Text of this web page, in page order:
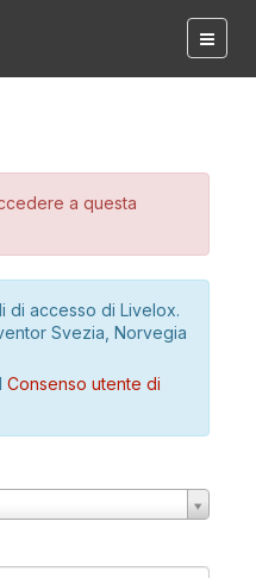
a questa
di accesso di Livelox.
Svezia, Norvegia
Consenso utente di